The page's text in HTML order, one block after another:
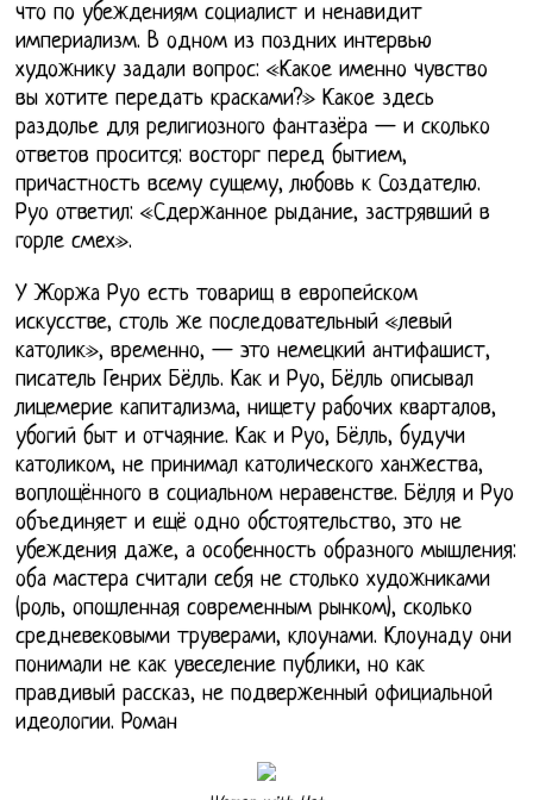
что по убеждениям социалист и ненавидит
империализм. В одном из поздних интервью
художнику задали вопрос: «Какое именно чувство
вы хотите передать красками?» Какое здесь
раздолье для религиозного фантазёра — и сколько
ответов просится: восторг перед бытием,
причастность всему сущему, любовь к Создателю.
Руо ответил: «Сдержанное рыдание, застрявший в
горле смех».
У Жоржа Руо есть товарищ в европейском
искусстве, столь же последовательный «левый
католик», временно, — это немецкий антифашист,
писатель Генрих Бёлль. Как и Руо, Бёлль описывал
лицемерие капитализма, нищету рабочих кварталов,
убогий быт и отчаяние. Как и Руо, Бёлль, будучи
католиком, не принимал католического ханжества,
воплощённого в социальном неравенстве. Бёлля и Руо
объединяет и ещё одно обстоятельство, это не
убеждения даже, а особенность образного мышления:
оба мастера считали себя не столько художниками
(роль, опошленная современным рынком), сколько
средневековыми труверами, клоунами. Клоунаду они
понимали не как увеселение публики, но как
правдивый рассказ, не подверженный официальной
идеологии. Роман